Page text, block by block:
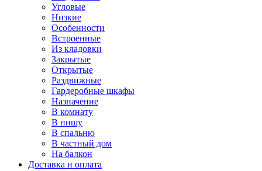
Угловые
Низкие
Особенности
Встроенные
Из кладовки
Закрытые
Открытые
Раздвижные
Гардеробные шкафы
Назначение
В комнату
В нишу
В спальню
В частный дом
На балкон
Доставка и оплата